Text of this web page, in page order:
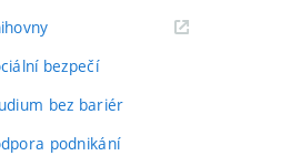
(externí
bezpečí
bez bariér
podnikání